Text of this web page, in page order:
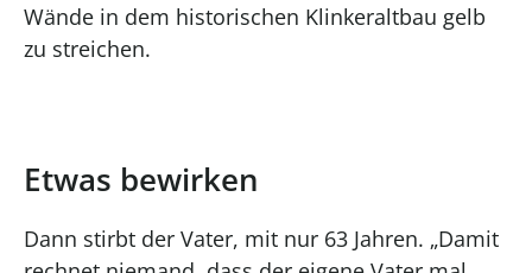
Wände in dem historischen Klinkeraltbau gelb
zu streichen.
Etwas bewirken
Dann stirbt der Vater, mit nur 63 Jahren. „Damit